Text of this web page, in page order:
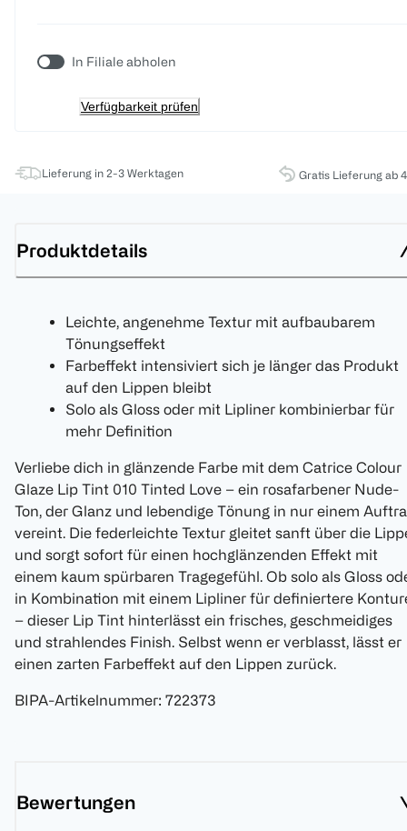
In Filiale abholen
Verfügbarkeit prüfen
Lieferung in 2-3 Werktagen Gratis Lieferung ab
Produktdetails
Leichte, angenehme Textur mit aufbaubarem
Tönungseffekt
Farbeffekt intensiviert sich je länger das Produkt
auf den Lippen bleibt
Solo als Gloss oder mit Lipliner kombinierbar für
mehr Definition
Verliebe dich in glänzende Farbe mit dem Catrice Colour
Glaze Lip Tint 010 Tinted Love – ein rosafarbener Nude-
Ton, der Glanz und lebendige Tönung in nur einem
vereint. Die federleichte Textur gleitet sanft über die
und sorgt sofort für einen hochglänzenden Effekt mit
einem kaum spürbaren Tragegefühl. Ob solo als Gloss
in Kombination mit einem Lipliner für definiertere
– dieser Lip Tint hinterlässt ein frisches, geschmeidiges
und strahlendes Finish. Selbst wenn er verblasst, lässt er
einen zarten Farbeffekt auf den Lippen zurück.
BIPA-Artikelnummer: 722373
Bewertungen